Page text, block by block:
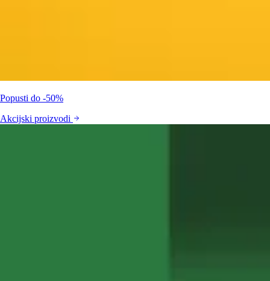
Popusti do -50%
Akcijski proizvodi